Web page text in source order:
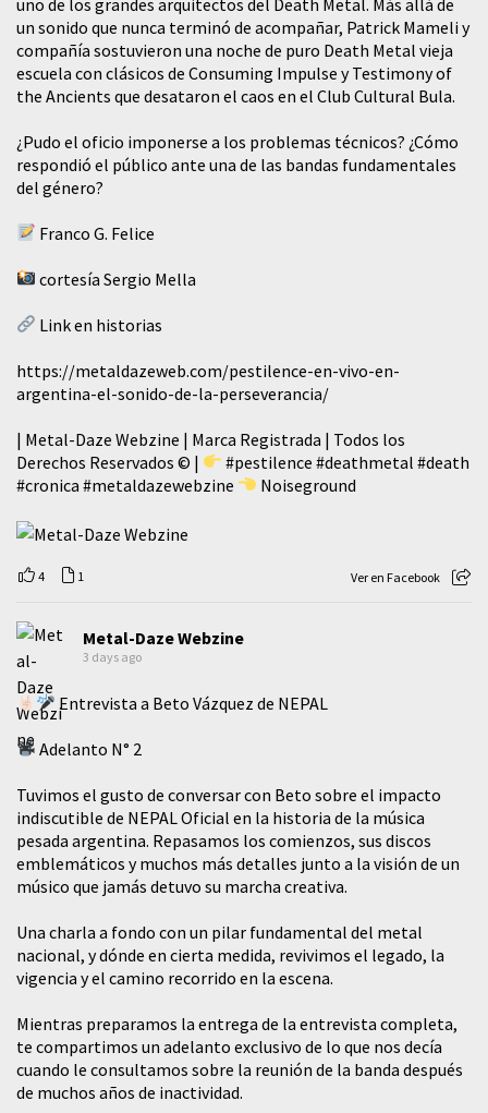
un sonido que nunca terminó de acompañar, Patrick Mameli y
compañía sostuvieron una noche de puro Death Metal vieja
escuela con clásicos de Consuming Impulse y Testimony of
the Ancients que desataron el caos en el Club Cultural Bula.
¿Pudo el oficio imponerse a los problemas técnicos? ¿Cómo
respondió el público ante una de las bandas fundamentales
del género?
Franco G. Felice
cortesía Sergio Mella
Link en historias
https://metaldazeweb.com/pestilence-en-vivo-en-
argentina-el-sonido-de-la-perseverancia/
| Metal-Daze Webzine | Marca Registrada | Todos los
Derechos Reservados © |
#pestilence #deathmetal #death
#cronica #metaldazewebzine Noiseground
4 1 Ver en Facebook
Metal-Daze Webzine
3 days ago
Entrevista a Beto Vázquez de NEPAL
Adelanto N° 2
Tuvimos el gusto de conversar con Beto sobre el impacto
indiscutible de NEPAL Oficial en la historia de la música
pesada argentina. Repasamos los comienzos, sus discos
emblemáticos y muchos más detalles junto a la visión de un
músico que jamás detuvo su marcha creativa.
​Una charla a fondo con un pilar fundamental del metal
nacional, y dónde en cierta medida, revivimos el legado, la
vigencia y el camino recorrido en la escena.
Mientras preparamos la entrega de la entrevista completa,
te compartimos un adelanto exclusivo de lo que nos decía
cuando le consultamos sobre la reunión de la banda después
de muchos años de inactividad.